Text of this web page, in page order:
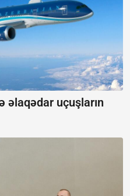
əlaqədar uçuşların